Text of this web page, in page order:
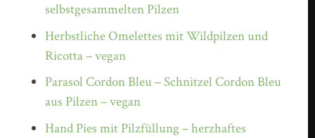
selbstgesammelten Pilzen
Herbstliche Omelettes mit Wildpilzen und
Ricotta – vegan
Parasol Cordon Bleu – Schnitzel Cordon Bleu
aus Pilzen – vegan
Hand Pies mit Pilzfüllung – herzhaftes